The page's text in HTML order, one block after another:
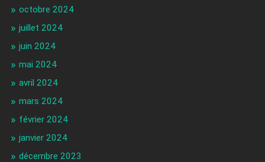
octobre 2024
juillet 2024
juin 2024
mai 2024
avril 2024
mars 2024
février 2024
janvier 2024
décembre 2023